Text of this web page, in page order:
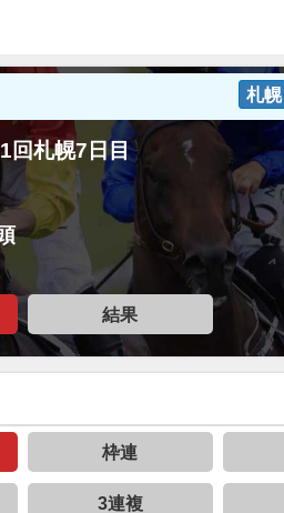
札幌
回札幌7日目
結果
枠連
3連複